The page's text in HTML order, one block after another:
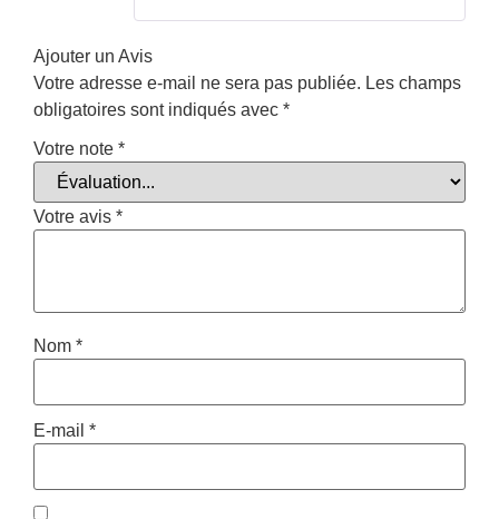
Ajouter un Avis
Votre adresse e-mail ne sera pas publiée. Les champs
obligatoires sont indiqués avec *
Votre note *
Votre avis *
Nom *
E-mail *